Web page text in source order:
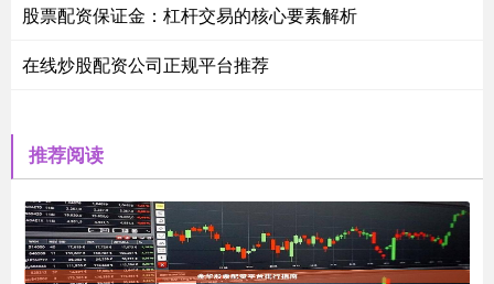
股票配资保证金：杠杆交易的核心要素解析
在线炒股配资公司正规平台推荐
推荐阅读